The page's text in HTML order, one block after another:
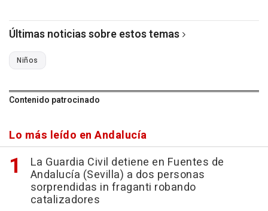
Últimas noticias sobre estos temas
Niños
Contenido patrocinado
Lo más leído en Andalucía
La Guardia Civil detiene en Fuentes de
Andalucía (Sevilla) a dos personas
sorprendidas in fraganti robando
catalizadores